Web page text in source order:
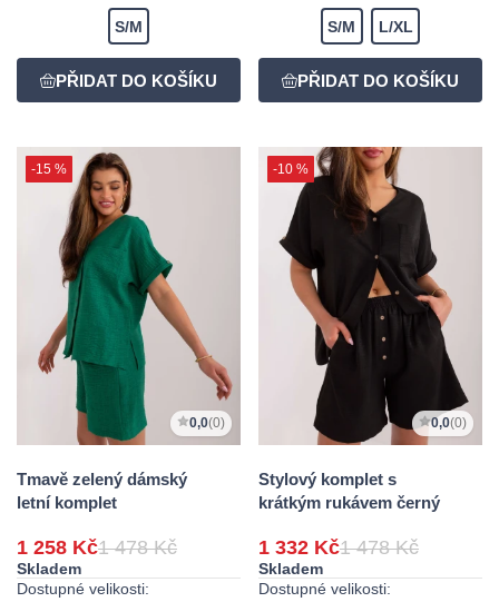
S/M S/M L/XL
-15 %
0,0(0)
Tmavě zelený dámský
letní komplet
1 258 Kč1 478 Kč
Skladem
Dostupné velikosti:
-10 %
0,0(0)
Stylový komplet s
krátkým rukávem černý
1 332 Kč1 478 Kč
Skladem
Dostupné velikosti: